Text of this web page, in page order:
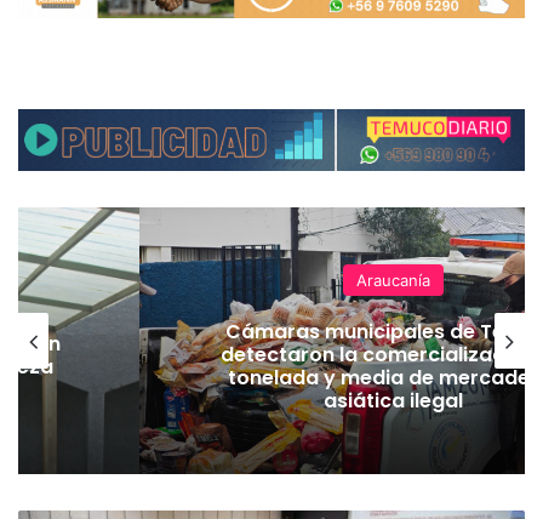
Araucanía
Cámaras municipales de
detectaron la comercialización
tonelada y media de
asiática ilegal